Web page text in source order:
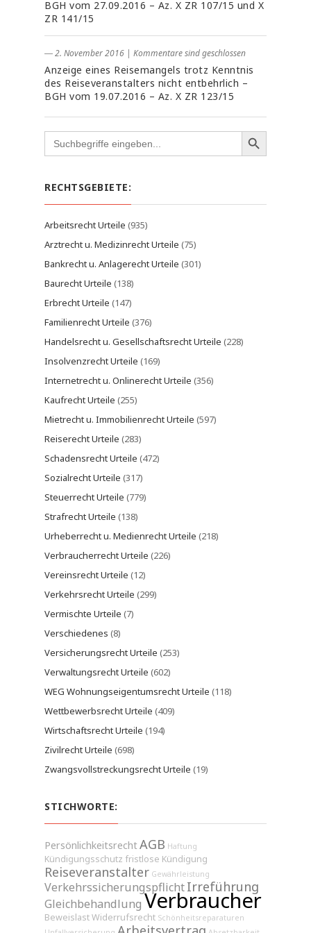
BGH vom 27.09.2016 – Az. X ZR 107/15 und X
ZR 141/15
― 2. November 2016 | Kommentare sind geschlossen
Anzeige eines Reisemangels trotz Kenntnis
des Reiseveranstalters nicht entbehrlich –
BGH vom 19.07.2016 – Az. X ZR 123/15
Search
for:
RECHTSGEBIETE:
Arbeitsrecht Urteile (935)
Arztrecht u. Medizinrecht Urteile (75)
Bankrecht u. Anlagerecht Urteile (301)
Baurecht Urteile (138)
Erbrecht Urteile (147)
Familienrecht Urteile (376)
Handelsrecht u. Gesellschaftsrecht Urteile (228)
Insolvenzrecht Urteile (169)
Internetrecht u. Onlinerecht Urteile (356)
Kaufrecht Urteile (255)
Mietrecht u. Immobilienrecht Urteile (597)
Reiserecht Urteile (283)
Schadensrecht Urteile (472)
Sozialrecht Urteile (317)
Steuerrecht Urteile (779)
Strafrecht Urteile (138)
Urheberrecht u. Medienrecht Urteile (218)
Verbraucherrecht Urteile (226)
Vereinsrecht Urteile (12)
Verkehrsrecht Urteile (299)
Vermischte Urteile (7)
Verschiedenes (8)
Versicherungsrecht Urteile (253)
Verwaltungsrecht Urteile (602)
WEG Wohnungseigentumsrecht Urteile (118)
Wettbewerbsrecht Urteile (409)
Wirtschaftsrecht Urteile (194)
Zivilrecht Urteile (698)
Zwangsvollstreckungsrecht Urteile (19)
STICHWORTE:
Persönlichkeitsrecht AGB Haftung
Kündigungsschutz fristlose Kündigung
Reiseveranstalter Gewährleistung
VerkehrssicherungspflichtIrreführung
Gleichbehandlung Verbraucher
BeweislastWiderrufsrecht Schönheitsreparaturen